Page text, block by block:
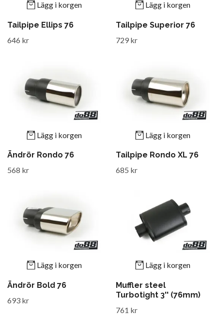
Lägg i korgen
Tailpipe Ellips 76
646 kr
Lägg i korgen
Tailpipe Superior 76
729 kr
Lägg i korgen
Ändrör Rondo 76
568 kr
Lägg i korgen
Tailpipe Rondo XL 76
685 kr
Lägg i korgen
Ändrör Bold 76
693 kr
Lägg i korgen
Muffler steel
Turbotight 3'' (76mm)
761 kr